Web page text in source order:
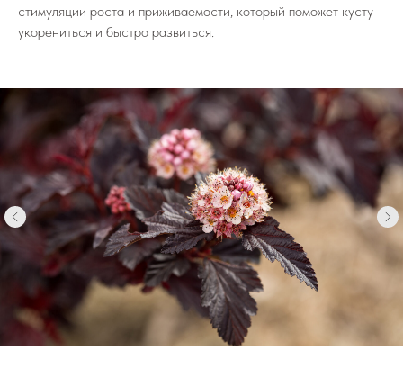
стимуляции роста и приживаемости, который поможет кусту
укорениться и быстро развиться.